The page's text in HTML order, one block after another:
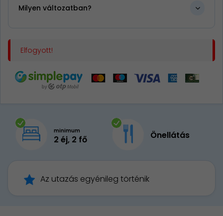
Milyen változatban?
Elfogyott!
minimum
2 éj, 2 fő Önellátás
Az utazás egyénileg történik